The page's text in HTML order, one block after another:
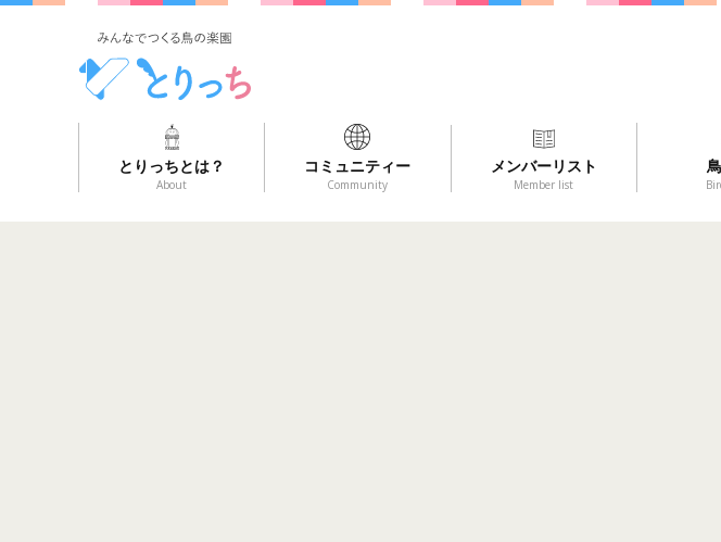
とりっちとは？
About
コミュニティー
Community
メンバーリスト
Member list